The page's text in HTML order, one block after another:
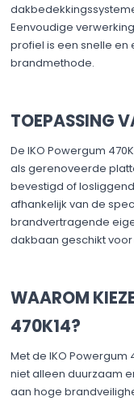
Eenvoudige
profiel is een snelle
brandmethode. ​
TOEPASSING
De IKO Powergum
als gerenoveerde
bevestigd of
afhankelijk van de
brandvertragende
dakbaan geschikt
WAAROM
470K14?
Met de IKO Powergum
niet alleen duurzaam
aan hoge